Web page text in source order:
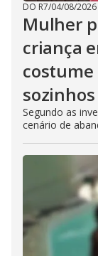
DO R7/04/08/2026
Mulher
criança
sozinhos
Segundo as
cenário de